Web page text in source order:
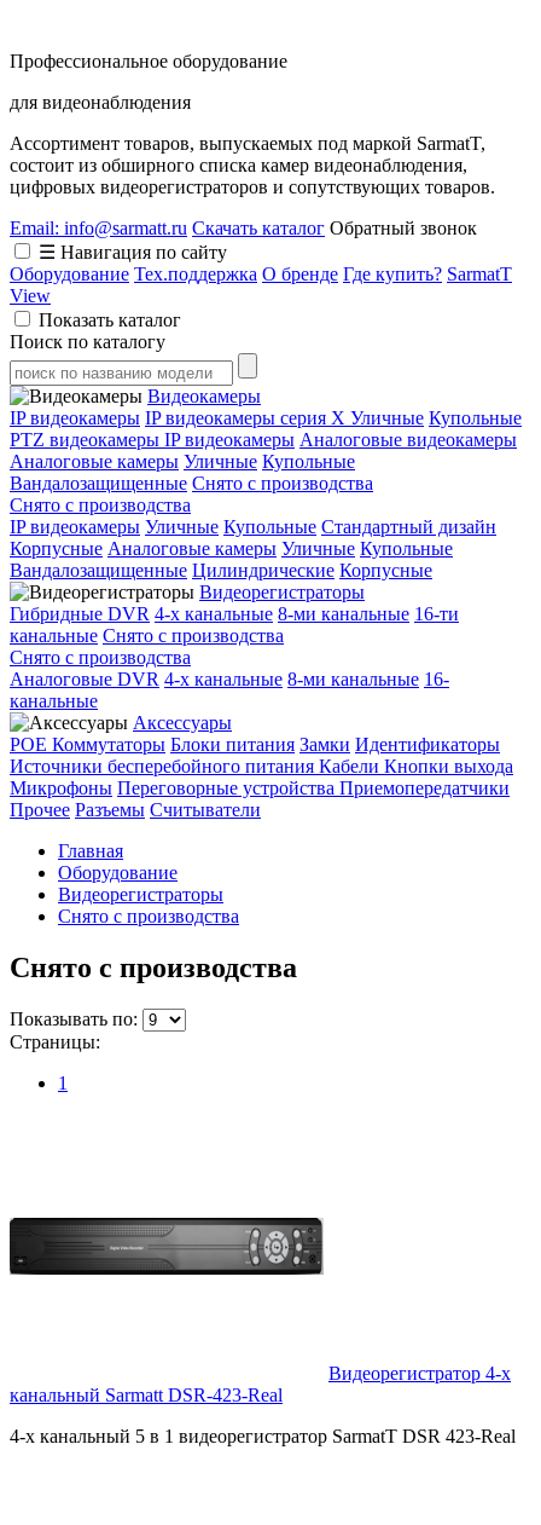
Профессиональное оборудование
для видеонаблюдения
Ассортимент товаров, выпускаемых под маркой SarmatT,
состоит из обширного списка камер видеонаблюдения,
цифровых видеорегистраторов и сопутствующих товаров.
Email: info@sarmatt.ru Скачать каталог Обратный звонок
☰ Навигация по сайту
Оборудование Тех.поддержка О бренде Где купить? SarmatT
View
Показать каталог
Поиск по каталогу
Видеокамеры
IP видеокамеры IP видеокамеры серия X Уличные Купольные
PTZ видеокамеры IP видеокамеры Аналоговые видеокамеры
Аналоговые камеры Уличные Купольные
Вандалозащищенные Снято с производства
Снято с производства
IP видеокамеры Уличные Купольные Стандартный дизайн
Корпусные Аналоговые камеры Уличные Купольные
Вандалозащищенные Цилиндрические Корпусные
Видеорегистраторы
Гибридные DVR 4-х канальные 8-ми канальные 16-ти
канальные Снято с производства
Снято с производства
Аналоговые DVR 4-х канальные 8-ми канальные 16-
канальные
Аксессуары
POE Коммутаторы Блоки питания Замки Идентификаторы
Источники бесперебойного питания Кабели Кнопки выхода
Микрофоны Переговорные устройства Приемопередатчики
Прочее Разъемы Считыватели
Главная
Оборудование
Видеорегистраторы
Снято с производства
Снято с производства
Показывать по:
Страницы:
1
Видеорегистратор 4-х
канальный Sarmatt DSR-423-Real
4-х канальный 5 в 1 видеорегистратор SarmatT DSR 423-Real